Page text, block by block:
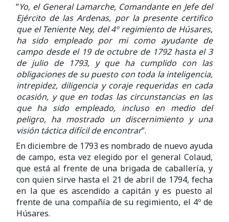
“Yo, el General Lamarche, Comandante en Jefe del
Ejército de las Ardenas, por la presente certifico
que el Teniente Ney, del 4º regimiento de Húsares,
ha sido empleado por mi como ayudante de
campo desde el 19 de octubre de 1792 hasta el 3
de julio de 1793, y que ha cumplido con las
obligaciones de su puesto con toda la inteligencia,
intrepidez, diligencia y coraje requeridas en cada
ocasión, y que en todas las circunstancias en las
que ha sido empleado, incluso en medio del
peligro, ha mostrado un discernimiento y una
visión táctica difícil de encontrar”.
En diciembre de 1793 es nombrado de nuevo ayuda
de campo, esta vez elegido por el general Colaud,
que está al frente de una brigada de caballería, y
con quien sirve hasta el 21 de abril de 1794, fecha
en la que es ascendido a capitán y es puesto al
frente de una compañía de su regimiento, el 4º de
Húsares.